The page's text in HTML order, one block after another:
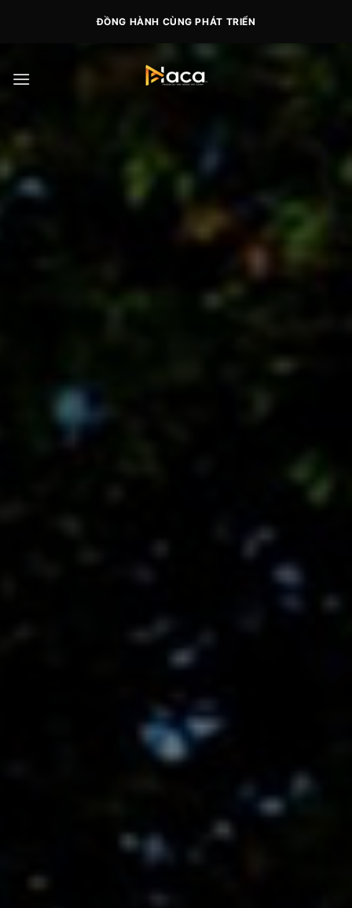
ĐỒNG HÀNH CÙNG PHÁT TRIỂN